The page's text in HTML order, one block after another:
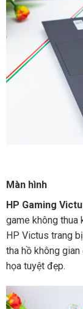
Màn hình
HP Gaming
game không thua
HP Victus trang
tha hồ không
họa tuyệt đẹp.